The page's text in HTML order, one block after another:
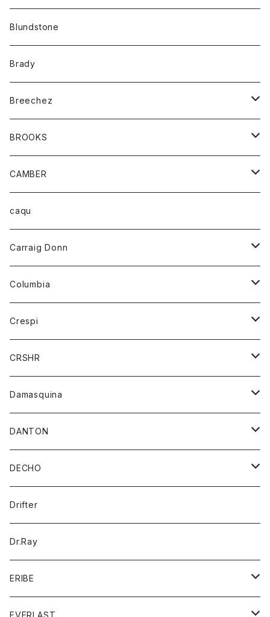
カーディガン
コート
アクセサリー
バッグ
ベルト
キッズ
Tシャツ
グッズ
アンダーウェアー
カードホルダー
チーフ
バンダナ
トップス
カーディガン
トレーナー
パーカー
ボトム
オーバーオール
ショートパンツ
レディース
オーバーオール
カーディガン
Tシャツ
パーカー
サングラス
Blundstone
Brady
Breechez
シャツ
BROOKS
グッズ
靴
CAMBER
トップス
ハーフスリーブTシャツ
caqu
Carraig Donn
ニット
Columbia
アウター
ジャケット
Crespi
ジャケット
ワンピース
ブラウス
CRSHR
キャップ
Damasquina
ウォレット
カードケース
バッグ
DANTON
アウター
コート
ジャケット
アクセサリー
バッグ
キッズ
シャツ
Tシャツ
グッズ
帽子
トップス
DECHO
帽子
Drifter
Dr.Ray
ERIBE
ニット
EVERLAST